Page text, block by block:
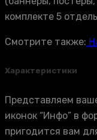
комплекте 5
Смотрите также:
Характеристики
Представляем
иконок “Инфо” в
пригодится вам